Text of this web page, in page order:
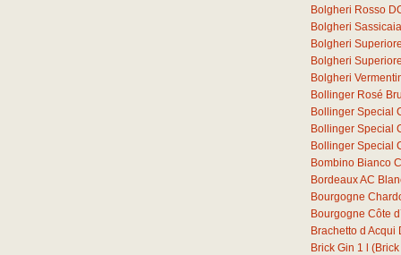
Bolgheri Rosso
Bolgheri
Bolgheri
Bolgheri
Bolgheri
Bollinger Rosé
Bollinger Special
Bollinger Special
Bollinger Special
Bombino Bianco
Bordeaux AC
Bourgogne
Bourgogne Côte
Brachetto d Acqui
Brick Gin 1